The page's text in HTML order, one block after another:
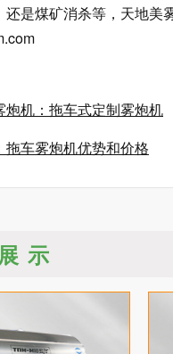
还是煤矿消杀等，天地美
炮机：拖车式定制雾炮机
拖车雾炮机优势和价格
示